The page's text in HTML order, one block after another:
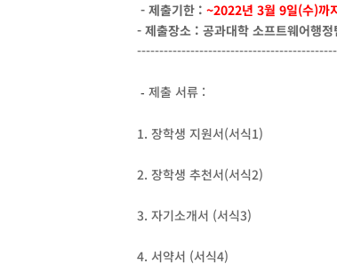
- 제출기한 : ~2022년 3월 9일(수)까
- 제출장소 : 공과대학 소프트웨어행
- 제출 서류 :
1. 장학생 지원서(서식1)
2. 장학생 추천서(서식2)
3. 자기소개서 (서식3)
4. 서약서 (서식4)